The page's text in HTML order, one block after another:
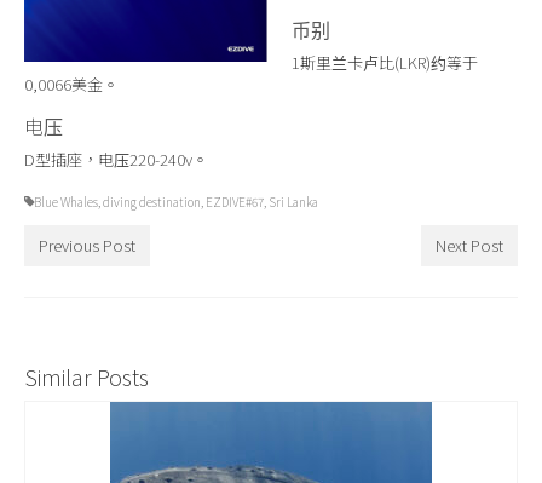
币别
1斯里兰卡卢比(LKR)约等于
0,0066美金。
电压
D型插座，电压220-240v。
Blue Whales diving destination EZDIVE#67 Sri Lanka
Previous Post Next Post
Similar Posts